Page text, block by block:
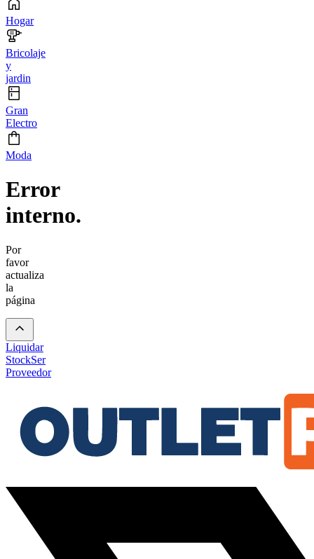
Hogar
Bricolaje
y
jardin
Gran
Electro
Moda
Error
interno.
Por
favor
actualiza
la
página
Liquidar
StockSer
Proveedor